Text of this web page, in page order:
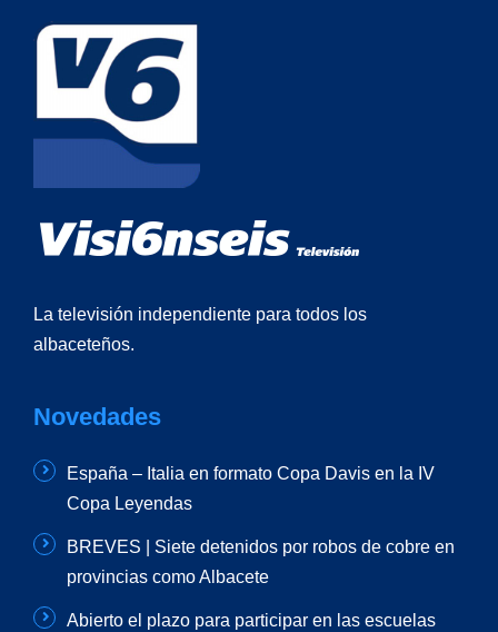
La televisión independiente para todos los
albaceteños.
Novedades
España – Italia en formato Copa Davis en la IV
Copa Leyendas
BREVES | Siete detenidos por robos de cobre en
provincias como Albacete
Abierto el plazo para participar en las escuelas